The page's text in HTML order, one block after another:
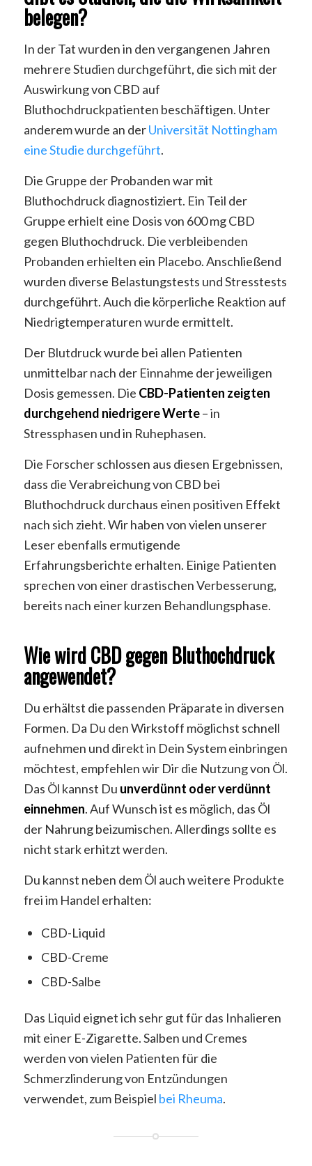
belegen?
In der Tat wurden in den vergangenen Jahren
mehrere Studien durchgeführt, die sich mit der
Auswirkung von CBD auf
Bluthochdruckpatienten beschäftigen. Unter
anderem wurde an derUniversität Nottingham
eine Studie durchgeführt.
Die Gruppe der Probanden war mit
Bluthochdruck diagnostiziert. Ein Teil der
Gruppe erhielt eine Dosis von 600 mg CBD
gegen Bluthochdruck. Die verbleibenden
Probanden erhielten ein Placebo. Anschließend
wurden diverse Belastungstests und Stresstests
durchgeführt. Auch die körperliche Reaktion auf
Niedrigtemperaturen wurde ermittelt.
Der Blutdruck wurde bei allen Patienten
unmittelbar nach der Einnahme der jeweiligen
Dosis gemessen. Die CBD-Patienten zeigten
durchgehend niedrigere Werte– in
Stressphasen und in Ruhephasen.
Die Forscher schlossen aus diesen Ergebnissen,
dass die Verabreichung von CBD bei
Bluthochdruck durchaus einen positiven Effekt
nach sich zieht. Wir haben von vielen unserer
Leser ebenfalls ermutigende
Erfahrungsberichte erhalten. Einige Patienten
sprechen von einer drastischen Verbesserung,
bereits nach einer kurzen Behandlungsphase.
Wie wird CBD gegen Bluthochdruck
angewendet?
Du erhältst die passenden Präparate in diversen
Formen. Da Du den Wirkstoff möglichst schnell
aufnehmen und direkt in Dein System einbringen
möchtest, empfehlen wir Dir die Nutzung von Öl.
Das Öl kannst Du unverdünnt oder verdünnt
einnehmen. Auf Wunsch ist es möglich, das Öl
der Nahrung beizumischen. Allerdings sollte es
nicht stark erhitzt werden.
Du kannst neben dem Öl auch weitere Produkte
frei im Handel erhalten:
CBD-Liquid
CBD-Creme
CBD-Salbe
Das Liquid eignet ich sehr gut für das Inhalieren
mit einer E-Zigarette. Salben und Cremes
werden von vielen Patienten für die
Schmerzlinderung von Entzündungen
verwendet, zum Beispiel bei Rheuma.